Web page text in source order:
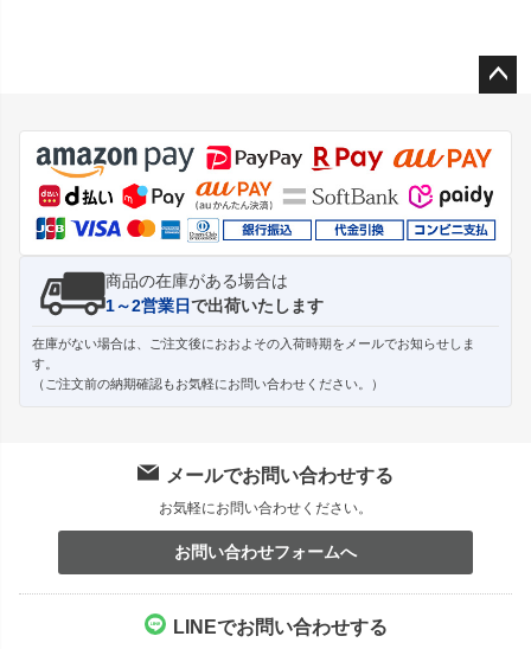
ジト
ップ
へ
商品の在庫がある場合は
1～2営業日で出荷いたします
在庫がない場合は、ご注文後におおよその入荷時期をメールでお知らせしま
す。
（ご注文前の納期確認もお気軽にお問い合わせください。）
メールでお問い合わせする
お気軽にお問い合わせください。
お問い合わせフォームへ
LINEでお問い合わせする